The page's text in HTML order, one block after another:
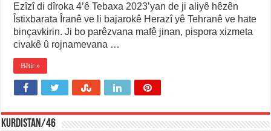
Ezîzî di dîroka 4’ê Tebaxa 2023’yan de ji aliyê hêzên
Îstixbarata Îranê ve li bajarokê Herazî yê Tehranê ve hate
binçavkirin. Ji bo parêzvana mafê jinan, pispora xizmeta
civakê û rojnamevana …
Bêtir »
KURDISTAN/46